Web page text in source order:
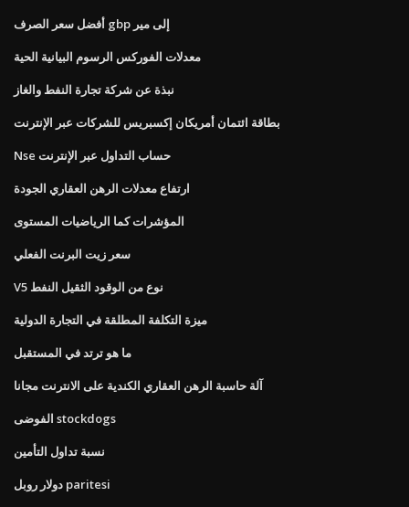
أفضل سعر الصرف gbp إلى مير
معدلات الفوركس الرسوم البيانية الحية
نبذة عن شركة تجارة النفط والغاز
بطاقة ائتمان أمريكان إكسبريس للشركات عبر الإنترنت
Nse حساب التداول عبر الإنترنت
ارتفاع معدلات الرهن العقاري الجودة
المؤشرات كما الرياضيات المستوى
سعر زيت البرنت الفعلي
V5 نوع من الوقود الثقيل النفط
ميزة التكلفة المطلقة في التجارة الدولية
ما هو ترتد في المستقبل
آلة حاسبة الرهن العقاري الكندية على الانترنت مجانا
الفوضى stockdogs
نسبة تداول التأمين
دولار روبل paritesi